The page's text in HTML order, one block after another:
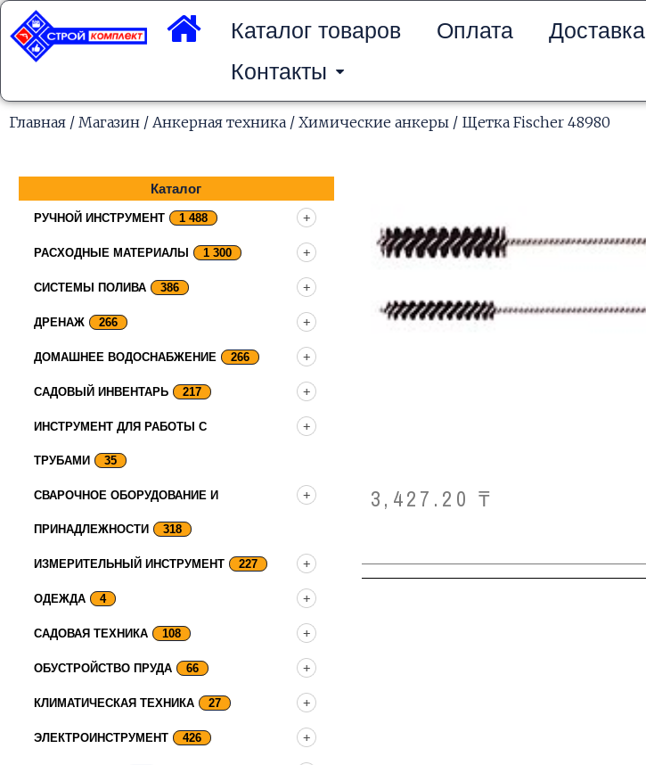
Перейти
содержимому
Каталог товаров Оплата
Доставка
Контакты
Главная / Магазин / Анкерная техника / Химические анкеры / Щетка Fischer 48980
Каталог
РУЧНОЙ ИНСТРУМЕНТ 1 488
РАСХОДНЫЕ МАТЕРИАЛЫ 1 300
СИСТЕМЫ ПОЛИВА 386
ДРЕНАЖ 266
ДОМАШНЕЕ ВОДОСНАБЖЕНИЕ 266
САДОВЫЙ ИНВЕНТАРЬ 217
ИНСТРУМЕНТ ДЛЯ РАБОТЫ С
ТРУБАМИ 35
СВАРОЧНОЕ ОБОРУДОВАНИЕ И
ПРИНАДЛЕЖНОСТИ 318
ИЗМЕРИТЕЛЬНЫЙ ИНСТРУМЕНТ 227
ОДЕЖДА 4
САДОВАЯ ТЕХНИКА 108
ОБУСТРОЙСТВО ПРУДА 66
КЛИМАТИЧЕСКАЯ ТЕХНИКА 27
ЭЛЕКТРОИНСТРУМЕНТ 426
3,427.20₸